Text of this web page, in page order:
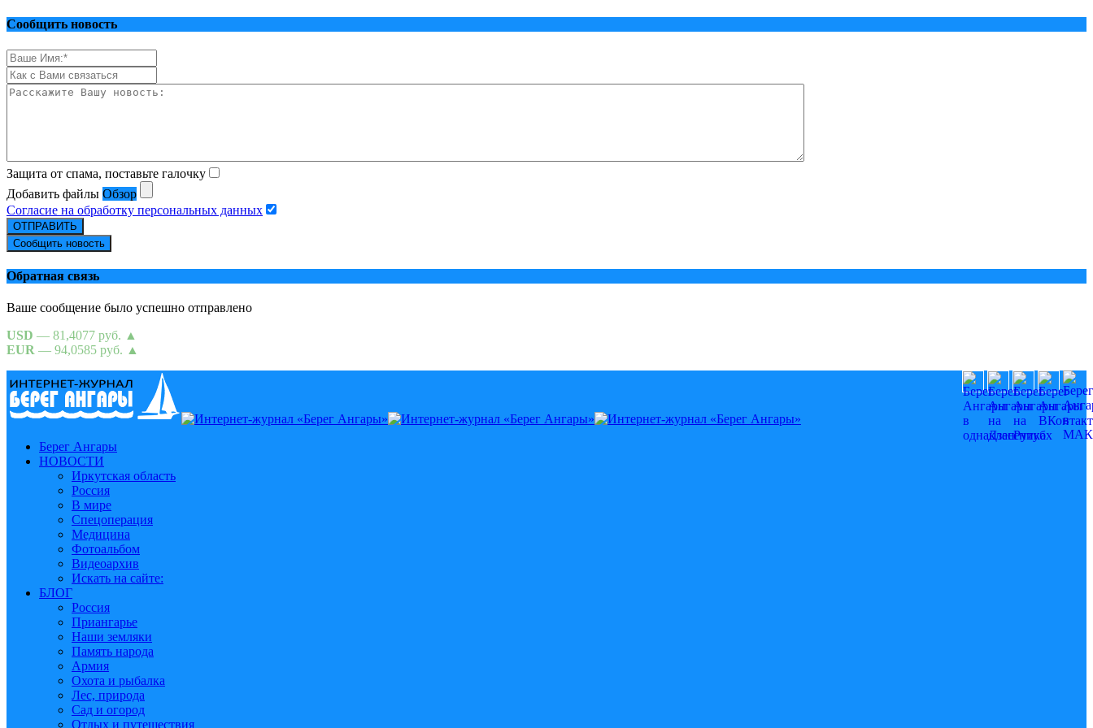
Сообщить новость
Защита от спама, поставьте галочку
Добавить файлы Обзор
Согласие на обработку персональных данных
ОТПРАВИТЬ
Сообщить новость
Обратная связь
Ваше сообщение было успешно отправлено
USD — 81,4077 руб. ▲
EUR — 94,0585 руб. ▲
Берег Ангары
НОВОСТИ
Иркутская область
Россия
В мире
Спецоперация
Медицина
Фотоальбом
Видеоархив
Искать на сайте:
БЛОГ
Россия
Приангарье
Наши земляки
Память народа
Армия
Охота и рыбалка
Лес, природа
Сад и огород
Отдых и путешествия